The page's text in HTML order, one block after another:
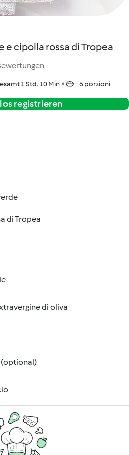
e cipolla rossa di Tropea
1 Std. 10 Min 6 porzioni
registrieren
di Tropea
di oliva
(optional)